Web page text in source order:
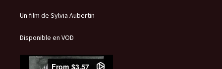
Un film de Sylvia Aubertin
Disponible en VOD